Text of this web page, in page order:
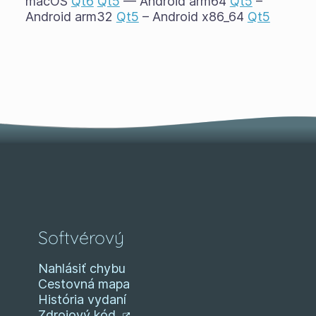
Android arm32 Qt5 – Android x86_64 Qt5
Softvérový
Nahlásiť chybu
Cestovná mapa
História vydaní